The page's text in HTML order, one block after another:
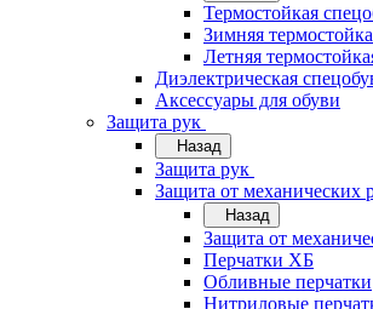
Термостойкая
Зимняя
Летняя
Диэлектрическая
Аксессуары для обуви
Защита рук
Назад
Защита рук
Защита от механических
Назад
Защита от
Перчатки ХБ
Обливные перчатки
Нитриловые